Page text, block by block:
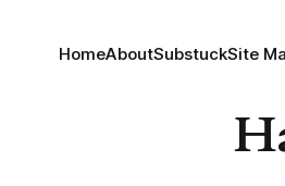
HomeAboutSubstuckSite